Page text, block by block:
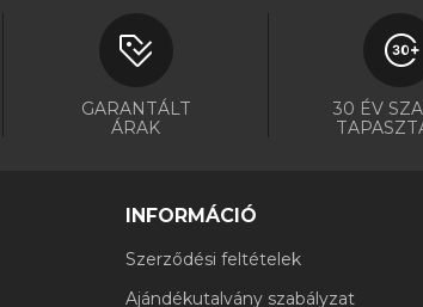
GARANTÁLT
ÁRAK
30 ÉV
INFORMÁCIÓ
Szerződési feltételek
Ajándékutalvány szabályzat